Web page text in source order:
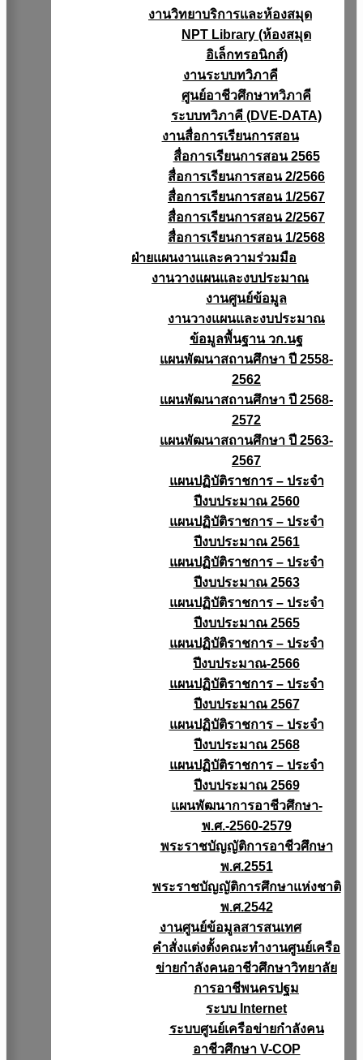
งานวิทยาบริการเเละห้องสมุด
NPT Library (ห้องสมุด
อิเล็กทรอนิกส์)
งานระบบทวิภาคี
ศูนย์อาชีวศึกษาทวิภาคี
ระบบทวิภาคี (DVE-DATA)
งานสื่อการเรียนการสอน
สื่อการเรียนการสอน 2565
สื่อการเรียนการสอน 2/2566
สื่อการเรียนการสอน 1/2567
สื่อการเรียนการสอน 2/2567
สื่อการเรียนการสอน 1/2568
ฝ่ายแผนงานเเละความร่วมมือ
งานวางแผนเเละงบประมาณ
งานศูนย์ข้อมูล
งานวางแผนและงบประมาณ
ข้อมูลพื้นฐาน วก.นฐ
แผนพัฒนาสถานศึกษา ปี 2558-
2562
แผนพัฒนาสถานศึกษา ปี 2568-
2572
แผนพัฒนาสถานศึกษา ปี 2563-
2567
แผนปฏิบัติราชการ – ประจำ
ปีงบประมาณ 2560
แผนปฏิบัติราชการ – ประจำ
ปีงบประมาณ 2561
แผนปฏิบัติราชการ – ประจำ
ปีงบประมาณ 2563
แผนปฏิบัติราชการ – ประจำ
ปีงบประมาณ 2565
แผนปฏิบัติราชการ – ประจำ
ปีงบประมาณ-2566
แผนปฏิบัติราชการ – ประจำ
ปีงบประมาณ 2567
แผนปฏิบัติราชการ – ประจำ
ปีงบประมาณ 2568
แผนปฏิบัติราชการ – ประจำ
ปีงบประมาณ 2569
แผนพัฒนาการอาชีวศึกษา-
พ.ศ.-2560-2579
พระราชบัญญัติการอาชีวศึกษา
พ.ศ.2551
พระราชบัญญัติการศึกษาแห่งชาติ
พ.ศ.2542
งานศูนย์ข้อมูลสารสนเทศ
คำสั่งแต่งตั้งคณะทำงานศูนย์เครือ
ข่ายกำลังคนอาชีวศึกษาวิทยาลัย
การอาชีพนครปฐม
ระบบ Internet
ระบบศูนย์เครือข่ายกำลังคน
อาชีวศึกษา V-COP